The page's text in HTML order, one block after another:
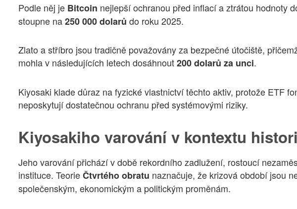
Podle něj je Bitcoin nejlepší ochranou před inflací a ztrátou hodnoty
stoupne na250 000 dolarů do roku 2025.
Zlato a stříbro jsou tradičně považovány za bezpečné útočiště,
mohla v následujících letech dosáhnout200 dolarů za unci.
Kiyosaki klade důraz na fyzické vlastnictví těchto aktiv, protože ETF
neposkytují dostatečnou ochranu před systémovými riziky.
Kiyosakiho varování v kontextu
Jeho varování přichází v době rekordního zadlužení, rostoucí
instituce. TeorieČtvrtého obratu naznačuje, že krizová období jsou
společenským, ekonomickým a politickým proměnám.